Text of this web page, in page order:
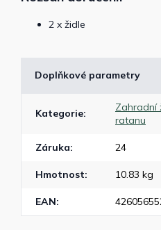
2 x židle
Doplňkové parametry
Kategorie:
Zahradní
ratanu
Záruka: 24
Hmotnost: 10.83 kg
EAN: